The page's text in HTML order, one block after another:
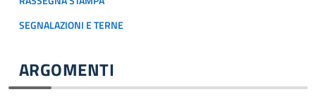
SEGNALAZIONI E TERNE
ARGOMENTI